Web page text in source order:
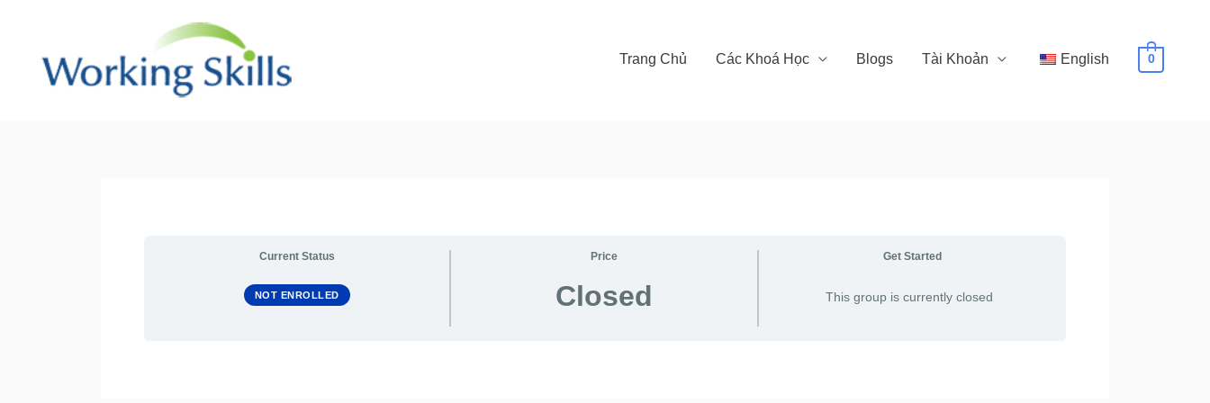
content
Trang Chủ Các Khoá Học Blogs Tài Khoản English 0
Current Status
NOT ENROLLED
Price
Closed
Get Started
This group is currently closed